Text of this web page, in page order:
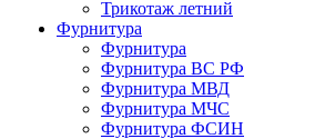
Трикотаж летний
Фурнитура
Фурнитура
Фурнитура ВС РФ
Фурнитура МВД
Фурнитура МЧС
Фурнитура ФСИН